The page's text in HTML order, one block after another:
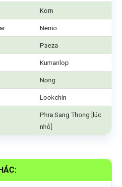
Korn
Nemo
Paeza
Kumanlop
Nong
Lookchin
Phra Sang Thong [lúc
nhỏ]